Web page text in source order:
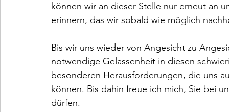
können wir an dieser Stelle nur erneut an
erinnern, das wir sobald wie möglich
Bis wir uns wieder von Angesicht zu
notwendige Gelassenheit in diesen
besonderen Herausforderungen, die uns
können. Bis dahin freue ich mich, Sie bei
dürfen.